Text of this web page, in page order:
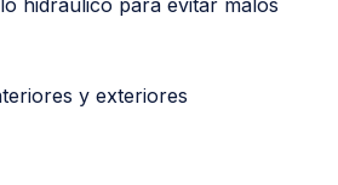
y exteriores